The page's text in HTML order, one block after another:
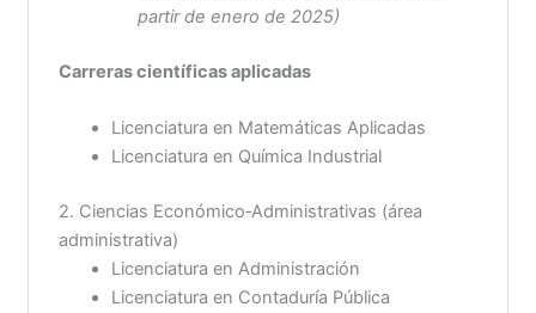
partir de enero de 2025)
Carreras científicas aplicadas
Licenciatura en Matemáticas Aplicadas
Licenciatura en Química Industrial
2. Ciencias Económico‑Administrativas (área
administrativa)
Licenciatura en Administración
Licenciatura en Contaduría Pública